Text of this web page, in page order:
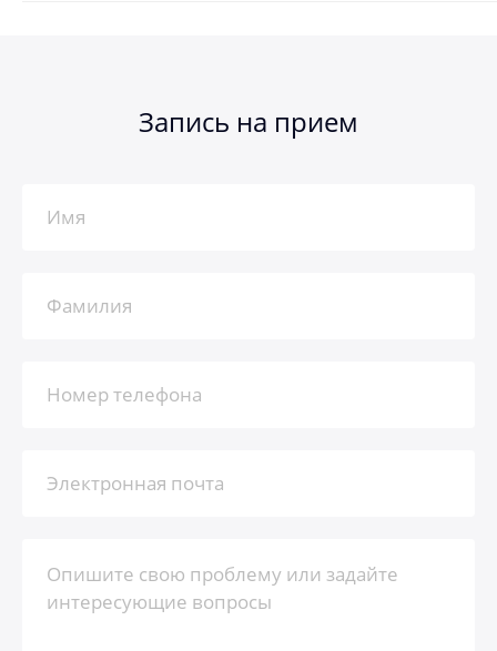
Запись на прием